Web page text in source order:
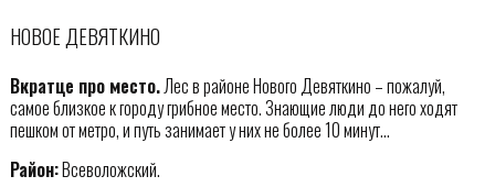
НОВОЕ ДЕВЯТКИНО
Вкратце про место.Лес в районе Нового Девяткино – пожалуй,
самое близкое к городу грибное место. Знающие люди до него ходят
пешком от метро, и путь занимает у них не более 10 минут…
Район:Всеволожский.